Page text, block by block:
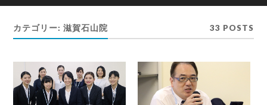
カテゴリー:滋賀石山院 33 POSTS